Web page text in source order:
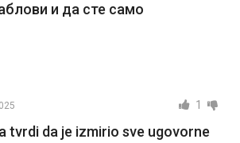
и да сте само
1
tvrdi da je izmirio sve ugovorne